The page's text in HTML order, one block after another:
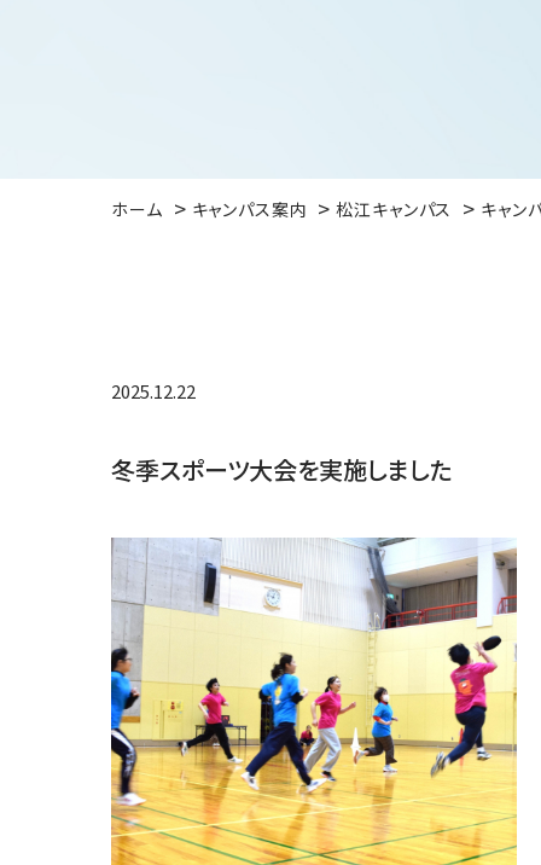
ホーム キャンパス案内 松江キャンパス キャン
2025.12.22
冬季スポーツ大会を実施しました